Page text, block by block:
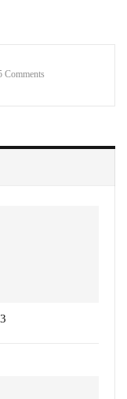
Comments